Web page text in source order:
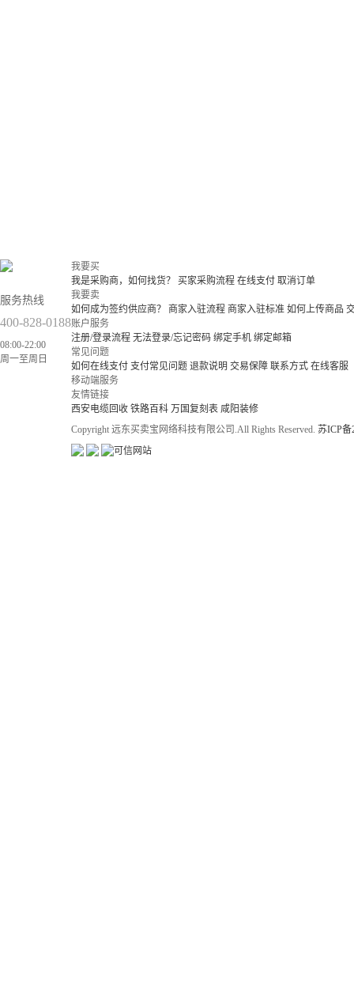
服务热线
400-828-0188
08:00-22:00
周一至周日
我要买
我是采购商，如何找货？
买家采购流程 在线支付 取消订单
我要卖
如何成为签约供应商？
商家入驻流程 商家入驻标准 如何上传商品
账户服务
注册/登录流程 无法登录/忘记密码 绑定手机 绑定邮箱
常见问题
如何在线支付 支付常见问题 退款说明 交易保障 联系方式 在线客服
移动端服务
友情链接
西安电缆回收 铁路百科 万国复刻表 咸阳装修
Copyright 远东买卖宝网络科技有限公司.All Rights Reserved. 苏ICP备